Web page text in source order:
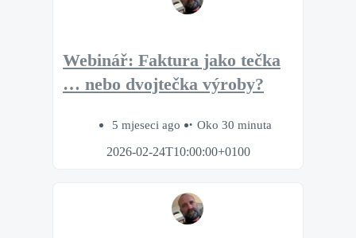
Webinář: Faktura jako tečka
… nebo dvojtečka výroby?
5 mjeseci ago
Oko 30 minuta
2026-02-24T10:00:00+0100